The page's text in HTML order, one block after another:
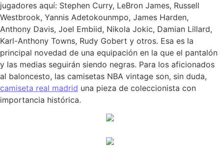
jugadores aquí: Stephen Curry, LeBron James, Russell
Westbrook, Yannis Adetokounmpo, James Harden,
Anthony Davis, Joel Embiid, Nikola Jokic, Damian Lillard,
Karl-Anthony Towns, Rudy Gobert y otros. Esa es la
principal novedad de una equipación en la que el pantalón
y las medias seguirán siendo negras. Para los aficionados
al baloncesto, las camisetas NBA vintage son, sin duda,
camiseta real madrid una pieza de coleccionista con
importancia histórica.